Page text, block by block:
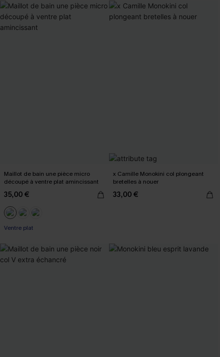
Maillot de bain une pièce micro
découpé à ventre plat amincissant
35,00 €
Ventre plat
x Camille Monokini col plongeant
bretelles à nouer
33,00 €